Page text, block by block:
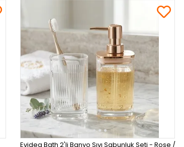
Evidea Bath 2'li Banyo Sıvı Sabunluk Seti - Rose /